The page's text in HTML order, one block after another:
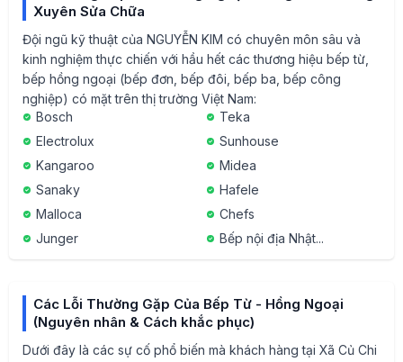
Xuyên Sửa Chữa
Đội ngũ kỹ thuật của NGUYỄN KIM có chuyên môn sâu và
kinh nghiệm thực chiến với hầu hết các thương hiệu bếp từ,
bếp hồng ngoại (bếp đơn, bếp đôi, bếp ba, bếp công
nghiệp) có mặt trên thị trường Việt Nam:
Bosch
Teka
Electrolux
Sunhouse
Kangaroo
Midea
Sanaky
Hafele
Malloca
Chefs
Junger
Bếp nội địa Nhật...
Các Lỗi Thường Gặp Của Bếp Từ - Hồng Ngoại
(Nguyên nhân & Cách khắc phục)
Dưới đây là các sự cố phổ biến mà khách hàng tại Xã Củ Chi